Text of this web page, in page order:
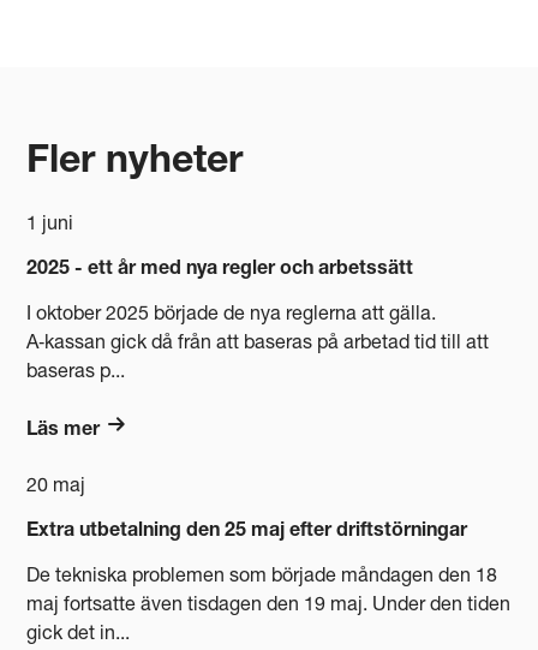
Fler nyheter
1 juni
2025 - ett år med nya regler och arbetssätt
I oktober 2025 började de nya reglerna att gälla.
A‑kassan gick då från att baseras på arbetad tid till att
baseras p...
Läs mer
20 maj
Extra utbetalning den 25 maj efter driftstörningar
De tekniska problemen som började måndagen den 18
maj fortsatte även tisdagen den 19 maj. Under den tiden
gick det in...